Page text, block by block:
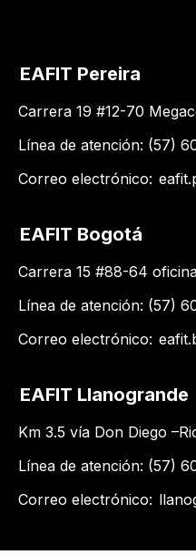
EAFIT Pereira
Carrera 19 #12-70
Línea de atención: (57)
Correo electrónico:
EAFIT Bogotá
Carrera 15 #88-64
Línea de atención: (57)
Correo electrónico:
EAFIT Llanogrande
Km 3.5 vía Don Diego
Línea de atención: (57)
Correo electrónico: